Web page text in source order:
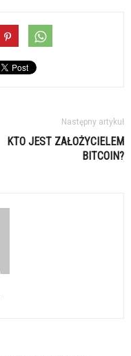
Następny artykuł
KTO JEST ZAŁOŻYCIELEM
BITCOIN?